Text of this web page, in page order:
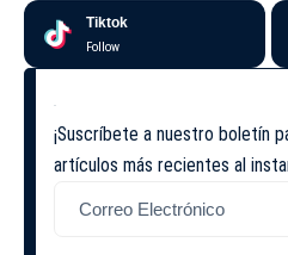
Tiktok
Follow
¡Suscríbete a nuestro boletín
artículos más recientes al